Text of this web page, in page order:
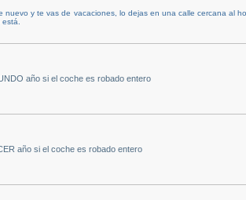
nuevo y te vas de vacaciones, lo dejas en una calle cercana al
año si el coche es robado entero
año si el coche es robado entero